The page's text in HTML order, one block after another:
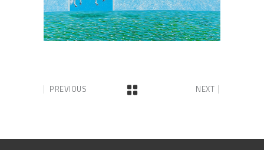
PREVIOUS NEXT